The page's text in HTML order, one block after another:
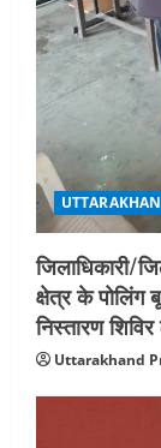
जिलाधिकारी/
क्षेत्र के पोलिंग
निस्तारण
Uttarakhand